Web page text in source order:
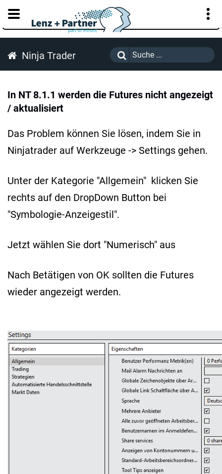
KUNDENPORTAL
Ninja Trader
In NT 8.1.1 werden die Futures nicht angezeigt
/ aktualisiert
Das Problem können Sie lösen, indem Sie in
Ninjatrader auf Werkzeuge -> Settings gehen.
Unter der Kategorie "Allgemein" klicken Sie
rechts auf den DropDown Button bei
"Symbologie-Anzeigestil".
Jetzt wählen Sie dort "Numerisch" aus
Nach Betätigen von OK sollten die Futures
wieder angezeigt werden.